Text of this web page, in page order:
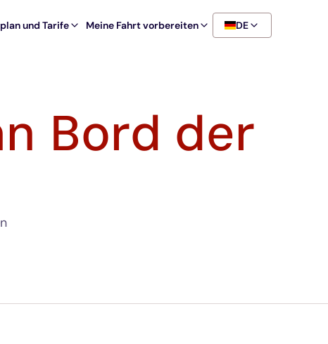
und Tarife Meine Fahrt vorbereiten DE
Bord der